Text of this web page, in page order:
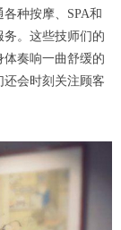
种按摩、SPA和
。这些技师们的
奏响一曲舒缓的
会时刻关注顾客